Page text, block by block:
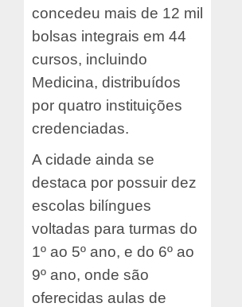
concedeu mais de 12 mil
bolsas integrais em 44
cursos, incluindo
Medicina, distribuídos
por quatro instituições
credenciadas.
A cidade ainda se
destaca por possuir dez
escolas bilíngues
voltadas para turmas do
1º ao 5º ano, e do 6º ao
9º ano, onde são
oferecidas aulas de